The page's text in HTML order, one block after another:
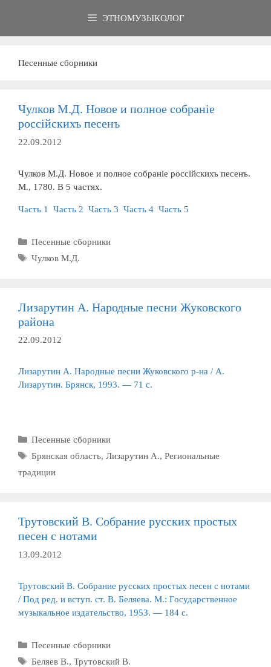
ЭТНОМУЗЫКОЛОГ
Песенные сборники
Чулков М.Д. Новое и полное собранiе
россiйскихъ песенъ
22.09.2012
Чулков М.Д. Новое и полное собранiе россiйскихъ песенъ.
М., 1780. В 5 частях.
Часть 1 Часть 2 Часть 3 Часть 4 Часть 5
Рубрики
Песенные сборники
Метки
Чулков М.Д.
Лизарутин А. Народные песни Жуковского
района
22.09.2012
Лизарутин А. Народные песни Жуковского р-на / А.
Лизарутин. Брянск, 1993. — 71 с.
Рубрики
Песенные сборники
Метки
Брянская область, Лизарутин А., Региональные
традиции
Трутовский В. Собрание русских простых
песен с нотами
13.09.2012
Трутовский В. Собрание русских простых песен с нотами
/ Под ред. и вступ. ст. В. Беляева. М.: Государственное
музыкальное издательство, 1953. — 184 с.
Рубрики
Песенные сборники
Метки
Беляев В., Трутовский В.